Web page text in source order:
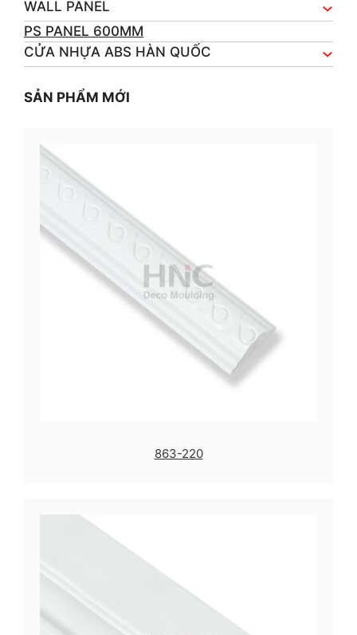
WALL PANEL
PS PANEL 600MM
CỬA NHỰA ABS HÀN QUỐC
SẢN PHẨM MỚI
863-220